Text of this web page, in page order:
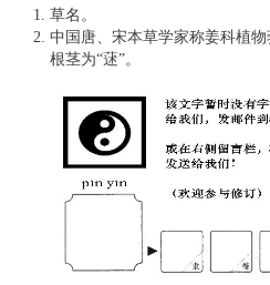
草名。
中国唐、宋本草学家称姜科植
根茎为“蒁”。